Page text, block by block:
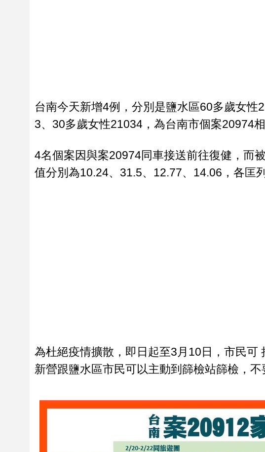
台南今天新增4例，分別是鹽水區60多歲女
3、30多歲女性21034，為台南市個案20974相
4名個案因與案20974同車接送前往復健，而
值分別為10.24、31.5、12.77、14.06，各匡
為杜絕疫情擴散，即日起至3月10日，市民
新營跟鹽水區市民可以主動到篩檢站篩檢，不